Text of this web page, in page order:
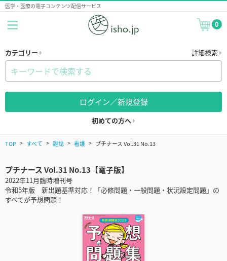
医学・医療の電子コンテンツ配信サービス
0
カテゴリー 詳細検索
ログイン／新規登録
初めての方へ
TOP すべて 雑誌 看護 プチナース Vol.31 No.13
プチナース Vol.31 No.13【電子版】
2022年11月臨時増刊号
令和5年版 新出題基準対応！「必修問題・一般問題・状況設定問題」の
すべてが予想問題！